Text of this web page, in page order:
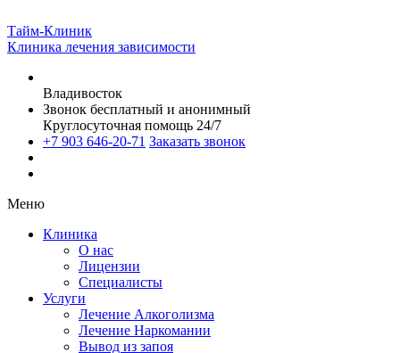
Тайм-Клиник
Клиника лечения зависимости
Владивосток
Звонок бесплатный и анонимный
Круглосуточная помощь 24/7
+7 903 646-20-71 Заказать звонок
Меню
Клиника
О нас
Лицензии
Специалисты
Услуги
Лечение Алкоголизма
Лечение Наркомании
Вывод из запоя